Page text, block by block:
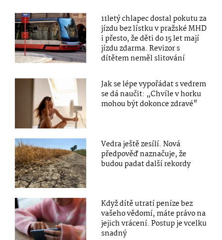
11letý chlapec dostal pokutu za
jízdu bez lístku v pražské MHD
i přesto, že děti do 15 let mají
jízdu zdarma. Revizor s
dítětem neměl slitování
Jak se lépe vypořádat s vedrem
se dá naučit: „Chvíle v horku
mohou být dokonce zdravé"
Vedra ještě zesílí. Nová
předpověď naznačuje, že
budou padat další rekordy
Když dítě utratí peníze bez
vašeho vědomí, máte právo na
jejich vrácení. Postup je vcelku
snadný